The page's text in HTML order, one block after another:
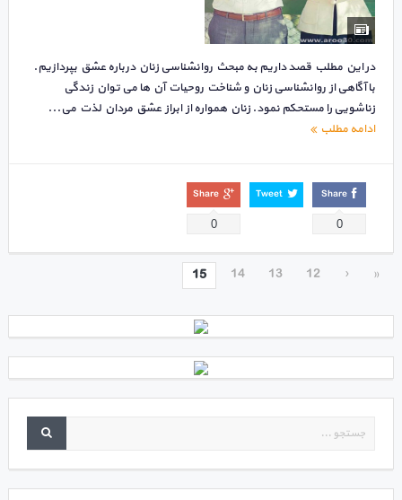
در این مطلب قصد داریم به مبحث روانشناسی زنان درباره عشق بپردازیم.
با آگاهی از روانشناسی زنان و شناخت روحیات آن ها می توان زندگی
زناشویی را مستحکم نمود. زنان همواره از ابراز عشق مردان لذت می...
ادامه مطلب
Share
0
Tweet
Share
0
«
‹
12
13
14
15